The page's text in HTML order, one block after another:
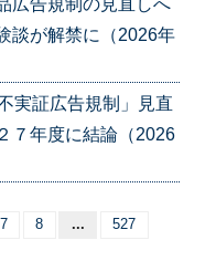
談が解禁に（2026年
実証広告規制」見直
７年度に結論（2026
7 8 ...
527